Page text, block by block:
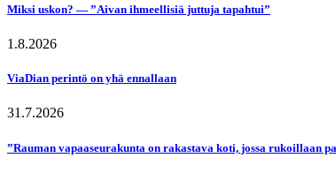
Miksi uskon? — ”Aivan ihmeellisiä juttuja tapahtui”
1.8.2026
ViaDian perintö on yhä ennallaan
31.7.2026
”Rauman vapaaseurakunta on rakastava koti, jossa rukoillaan